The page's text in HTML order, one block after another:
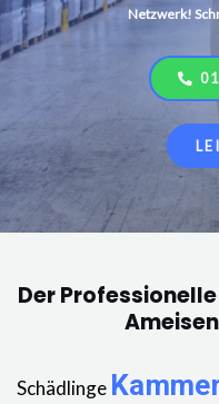
Netzwerk!
Der
Schädlinge